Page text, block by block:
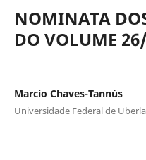
NOMINATA
DO VOLUME
Marcio Chaves-Tannús
Universidade Federal de